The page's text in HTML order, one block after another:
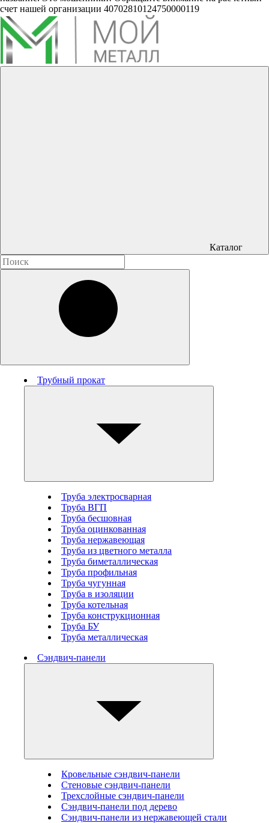
счет нашей организации 40702810124750000119
Каталог
Трубный прокат
Труба электросварная
Труба ВГП
Труба бесшовная
Труба оцинкованная
Труба нержавеющая
Труба из цветного металла
Труба биметаллическая
Труба профильная
Труба чугунная
Труба в изоляции
Труба котельная
Труба конструкционная
Труба БУ
Труба металлическая
Сэндвич-панели
Кровельные сэндвич-панели
Стеновые cэндвич-панели
Трехслойные сэндвич-панели
Сэндвич-панели под дерево
Сэндвич-панели из нержавеющей стали